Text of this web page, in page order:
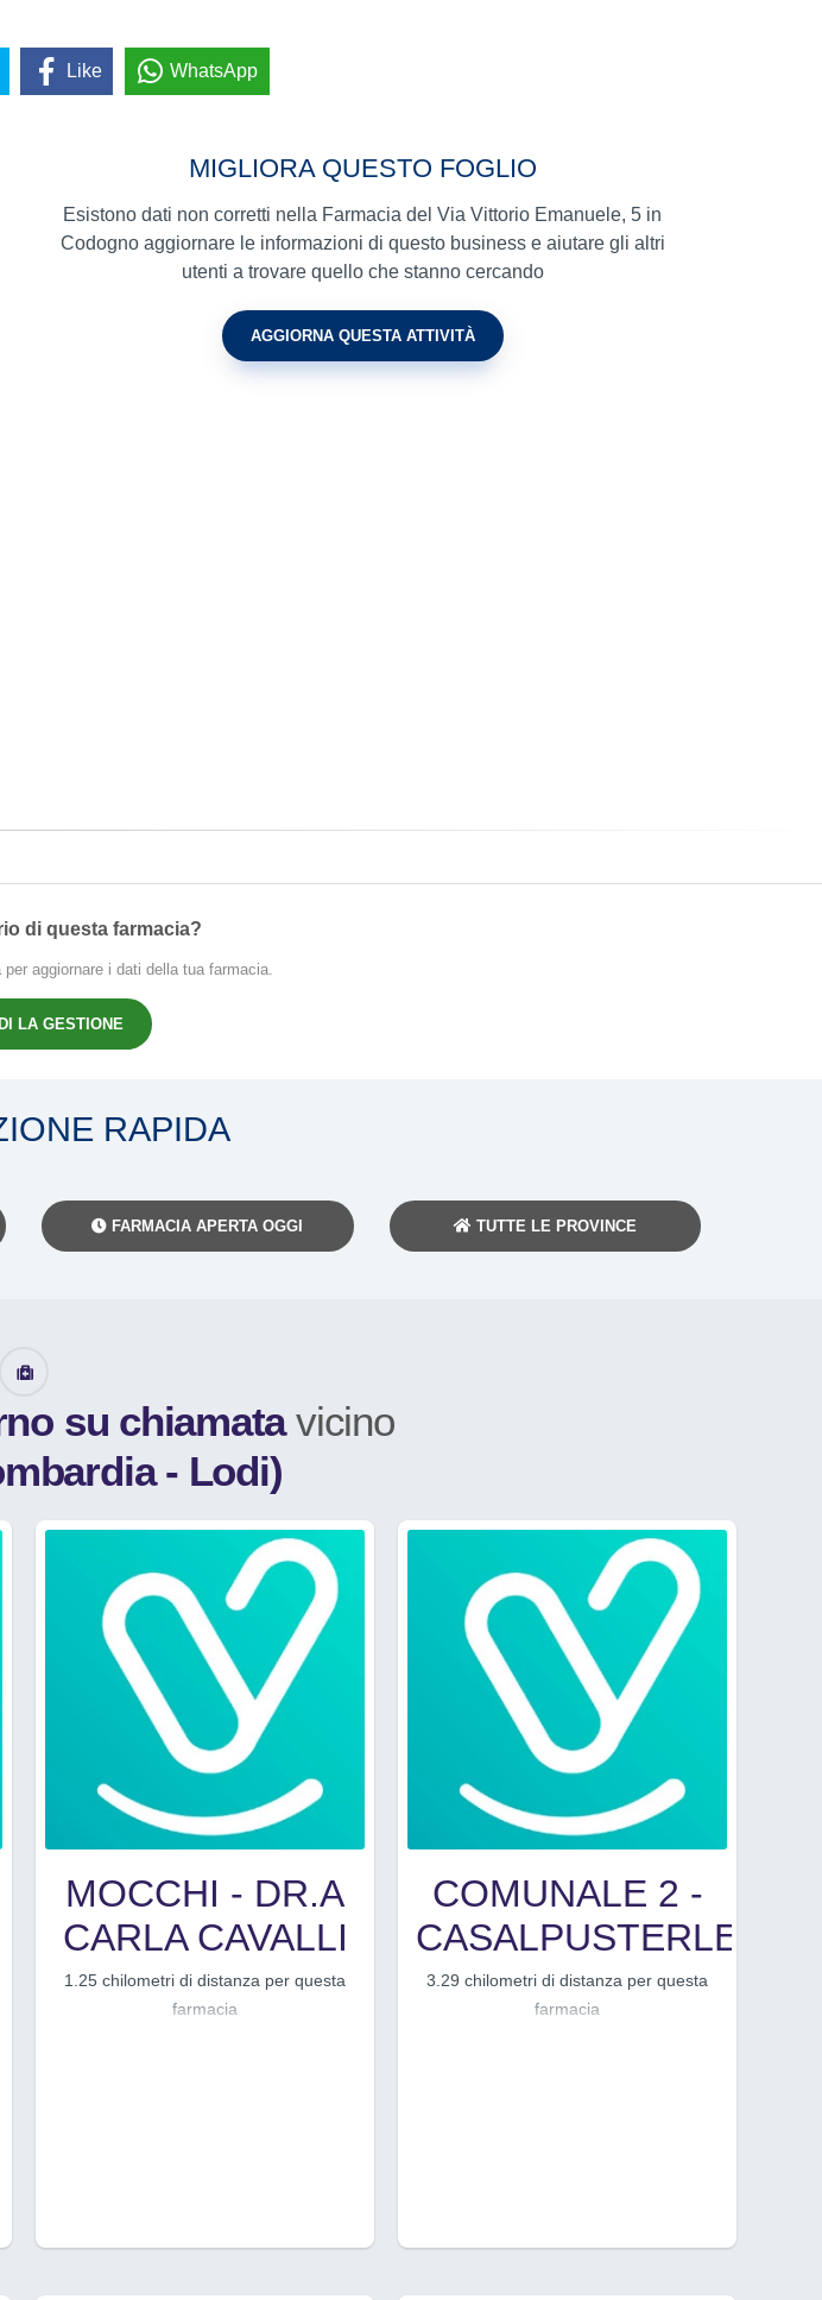
Like WhatsApp
MIGLIORA QUESTO FOGLIO
Esistono dati non corretti nella Farmacia del Via Vittorio Emanuele, 5 in
Codogno aggiornare le informazioni di questo business e aiutare gli altri
utenti a trovare quello che stanno cercando
di questa farmacia?
aggiornare i dati della tua farmacia.
LA GESTIONE
RAPIDA
FARMACIA APERTA OGGI TUTTE LE PROVINCE
su chiamatavicino
- Lodi)
MOCCHI - DR.A
CARLA CAVALLI
1.25 chilometri di distanza per questa
farmacia
COMUNALE 2 -
3.29 chilometri di distanza per questa
farmacia